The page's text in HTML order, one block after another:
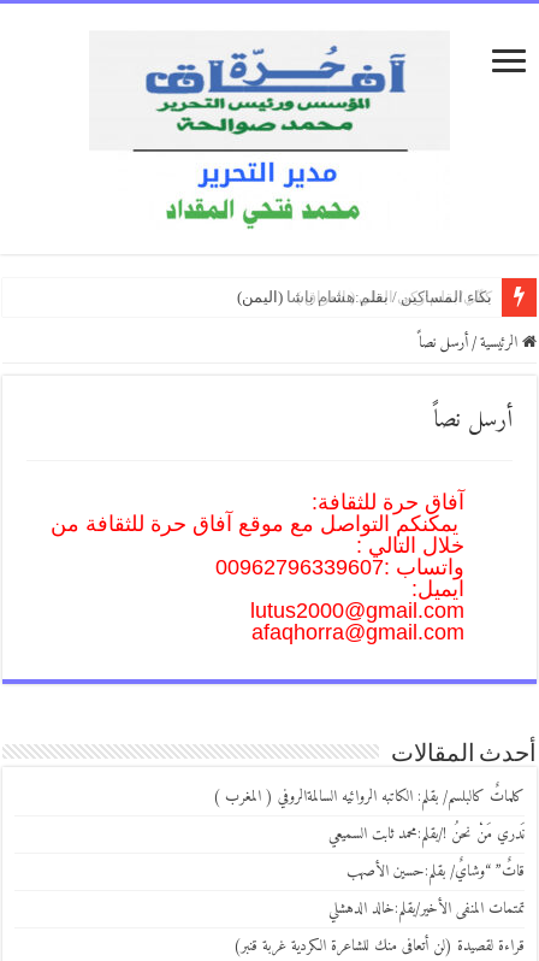
بكاء المساكين / بقلم:هشام باشا (اليمن)
إِنْ يَنْقُصِ الصَّبْرُ/ بقلم:أحمد النظامي
فكَّة الغياب/ بقلم:سعيد العكيشي (اليمن)
الرئيسية/أرسل نصاً
أرسل نصاً
آفاق حرة للثقافة:
يمكنكم التواصل مع موقع آفاق حرة للثقافة من
خلال التالي :
واتساب :00962796339607
ايميل:
lutus2000@gmail.com
afaqhorra@gmail.com
أحدث المقالات
كلماتٌ كالبلسم/ بقلم: الكاتبه الروائيه السالمةالروفي ( المغرب )
نَدري مَنْ نحنُ !/بقلم:محمد ثابت السميعي
قاتٌ” “وشايٌ/ بقلم:حسين الأصهب
تمتمات المنفى الأخير/بقلم:خالد الدهشلي
قراءة لقصيدة (لن أتعافى منك للشاعرة الكردية غربة قنبر)